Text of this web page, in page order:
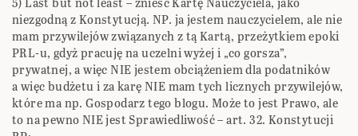
niezgodną z Konstytucją. NP. ja jestem ‎nauczycielem, ale nie
mam przywilejów związanych z tą Kartą, przeżytkiem epoki
PRL-u, gdyż ‎pracuję na uczelni wyżej i „co gorsza”,
prywatnej, a więc NIE jestem obciążeniem dla ‎podatników
a więc budżetu i za karę NIE mam tych licznych przywilejów,
które ma np. ‎Gospodarz tego blogu. Może to jest Prawo, ale
to na pewno NIE jest Sprawiedliwość – art. 32. ‎Konstytucji